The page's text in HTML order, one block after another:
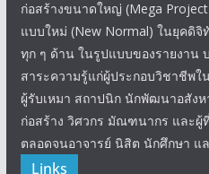
ก่อสร้างขนาดใหญ่ (Mega
แบบใหม่ (New Normal) ในยุคดิ
ทุก ๆ ด้าน ในรูปแบบของรายงาน
สาระความรู้แก่ผู้ประกอบวิชาชีพใ
ผู้รับเหมา สถาปนิก นักพัฒนาอสัง
ก่อสร้าง วิศวกร มัณฑนากร และผู้
ตลอดจนอาจารย์ นิสิต นักศึกษา แ
Links